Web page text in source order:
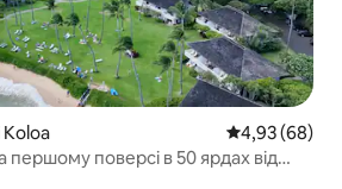
Koloa Середня
4,93 (68)
першому поверсі в 50 ярдах від